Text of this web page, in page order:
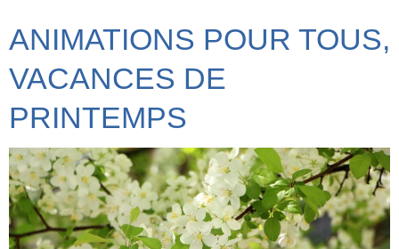
ANIMATIONS POUR TOUS,
VACANCES DE
PRINTEMPS